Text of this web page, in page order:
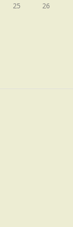
25
26